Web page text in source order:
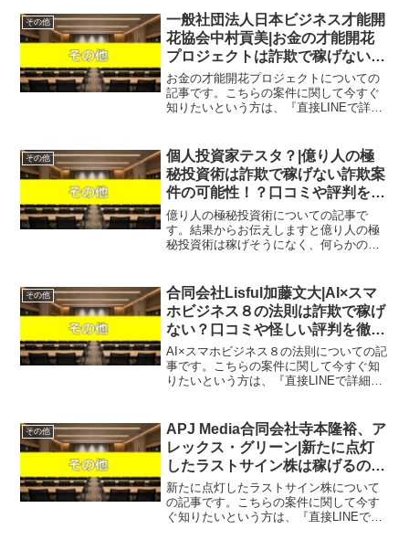
その他
一般社団法人日本ビジネス才能開
花協会中村貢美|お金の才能開花
プロジェクトは詐欺で稼げない？
口コミや評判を徹底調査しまし
た！
お金の才能開花プロジェクトについての
記事です。こちらの案件に関して今すぐ
知りたいという方は、『直接LINEで詳細
という方は、自分が実際にやっていて、
稼げている案件を無料...
その他
個人投資家テスタ？|億り人の極
秘投資術は詐欺で稼げない詐欺案
件の可能性！？口コミや評判を徹
底調査しました！
億り人の極秘投資術についての記事で
す。結果からお伝えしますと億り人の極
秘投資術は稼げそうになく、何らかの請
た。こちらの案件に関して今すぐ知りた
いという方は、『直接LINE...
その他
合同会社Lisful加藤文大|AI×スマ
ホビジネス８の法則は詐欺で稼げ
ない？口コミや怪しい評判を徹底
調査しました！
AI×スマホビジネス８の法則についての記
事です。こちらの案件に関して今すぐ知
りたいという方は、『直接LINEで詳細を
いう方は、自分が実際にやっていて、稼
げている案件を無...
その他
APJ Media合同会社寺本隆裕、ア
レックス・グリーン|新たに点灯
したラストサイン株は稼げるのか
投資経験者が判定！口コミや評判
を徹底レビュー！
新たに点灯したラストサイン株について
の記事です。こちらの案件に関して今す
ぐ知りたいという方は、『直接LINEで詳